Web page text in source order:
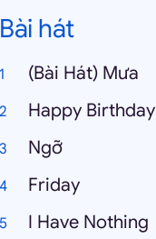
Bài hát
(Bài Hát) Mưa
Happy Birthday
Ngỡ
Friday
I Have Nothing